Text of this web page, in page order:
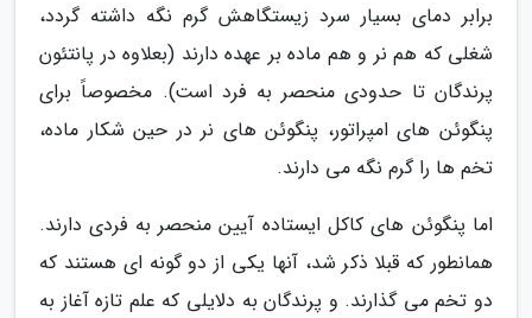
برابر دمای بسیار سرد زیستگاهش گرم نگه داشته گردد،
شغلی که هم نر و هم ماده بر عهده دارند (بعلاوه در پانتئون
پرندگان تا حدودی منحصر به فرد است). مخصوصاً برای
پنگوئن های امپراتور، پنگوئن های نر در حین شکار ماده،
تخم ها را گرم نگه می دارند.
اما پنگوئن های کاکل ایستاده آیین منحصر به فردی دارند.
همانطور که قبلا ذکر شد، آنها یکی از دو گونه ای هستند که
دو تخم می گذارند. و پرندگان به دلایلی که علم تازه آغاز به